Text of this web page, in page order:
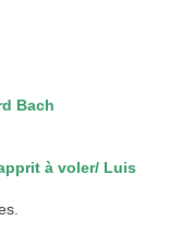
Bach
à voler/ Luis